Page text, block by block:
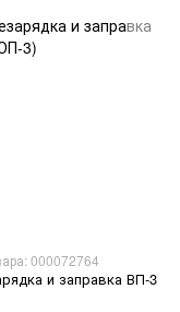
000072764
и заправка ВП-3